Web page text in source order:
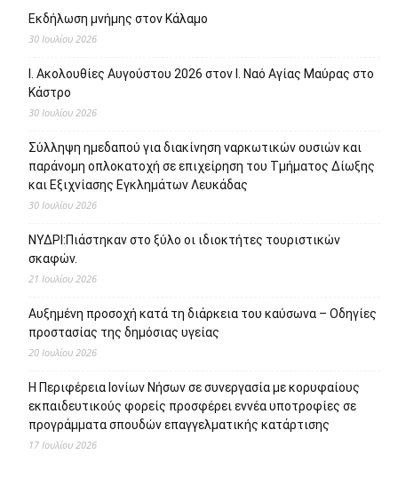
Εκδήλωση μνήμης στον Κάλαμο
30 Ιουλίου 2026
Ι. Ακολουθίες Αυγούστου 2026 στον Ι. Ναό Αγίας Μαύρας στο
Κάστρο
30 Ιουλίου 2026
Σύλληψη ημεδαπού για διακίνηση ναρκωτικών ουσιών και
παράνομη οπλοκατοχή σε επιχείρηση του Τμήματος Δίωξης
και Εξιχνίασης Εγκλημάτων Λευκάδας
30 Ιουλίου 2026
ΝΥΔΡΙ:Πιάστηκαν στο ξύλο οι ιδιοκτήτες τουριστικών
σκαφών.
21 Ιουλίου 2026
Αυξημένη προσοχή κατά τη διάρκεια του καύσωνα – Οδηγίες
προστασίας της δημόσιας υγείας
20 Ιουλίου 2026
Η Περιφέρεια Ιονίων Νήσων σε συνεργασία με κορυφαίους
εκπαιδευτικούς φορείς προσφέρει εννέα υποτροφίες σε
προγράμματα σπουδών επαγγελματικής κατάρτισης
17 Ιουλίου 2026